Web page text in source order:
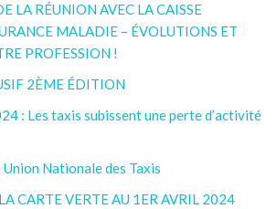
LA RÉUNION AVEC LA CAISSE
MALADIE – ÉVOLUTIONS ET
PROFESSION !
2ÈME ÉDITION
: Les taxis subissent une perte d’activité
Nationale des Taxis
CARTE VERTE AU 1ER AVRIL 2024